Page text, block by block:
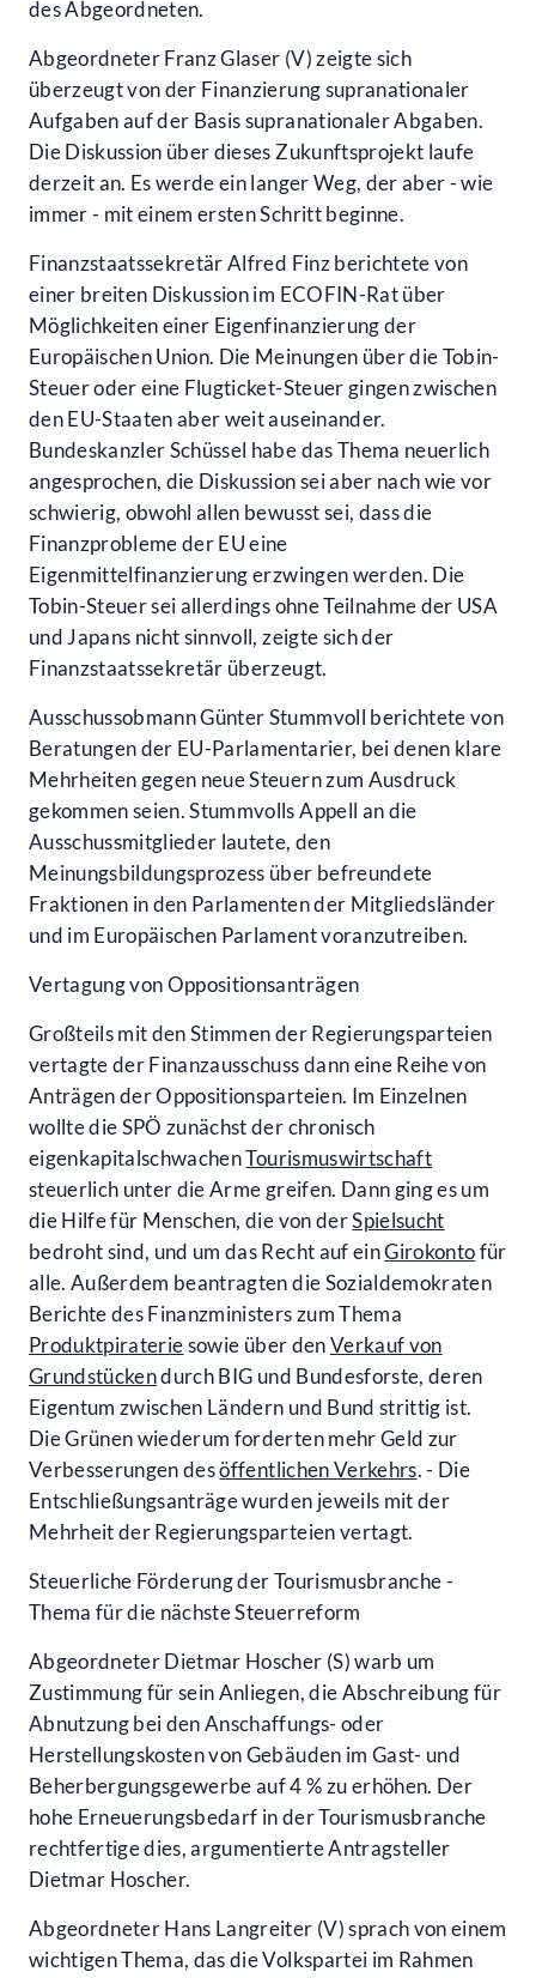
des Abgeordneten.
Abgeordneter Franz Glaser (V) zeigte sich
überzeugt von der Finanzierung supranationaler
Aufgaben auf der Basis supranationaler Abgaben.
Die Diskussion über dieses Zukunftsprojekt laufe
derzeit an. Es werde ein langer Weg, der aber - wie
immer - mit einem ersten Schritt beginne.
Finanzstaatssekretär Alfred Finz berichtete von
einer breiten Diskussion im ECOFIN-Rat über
Möglichkeiten einer Eigenfinanzierung der
Europäischen Union. Die Meinungen über die Tobin-
Steuer oder eine Flugticket-Steuer gingen zwischen
den EU-Staaten aber weit auseinander.
Bundeskanzler Schüssel habe das Thema neuerlich
angesprochen, die Diskussion sei aber nach wie vor
schwierig, obwohl allen bewusst sei, dass die
Finanzprobleme der EU eine
Eigenmittelfinanzierung erzwingen werden. Die
Tobin-Steuer sei allerdings ohne Teilnahme der USA
und Japans nicht sinnvoll, zeigte sich der
Finanzstaatssekretär überzeugt.
Ausschussobmann Günter Stummvoll berichtete von
Beratungen der EU-Parlamentarier, bei denen klare
Mehrheiten gegen neue Steuern zum Ausdruck
gekommen seien. Stummvolls Appell an die
Ausschussmitglieder lautete, den
Meinungsbildungsprozess über befreundete
Fraktionen in den Parlamenten der Mitgliedsländer
und im Europäischen Parlament voranzutreiben.
Vertagung von Oppositionsanträgen
Großteils mit den Stimmen der Regierungsparteien
vertagte der Finanzausschuss dann eine Reihe von
Anträgen der Oppositionsparteien. Im Einzelnen
wollte die SPÖ zunächst der chronisch
eigenkapitalschwachenTourismuswirtschaft
steuerlich unter die Arme greifen. Dann ging es um
die Hilfe für Menschen, die von derSpielsucht
bedroht sind, und um das Recht auf einGirokontofür
alle. Außerdem beantragten die Sozialdemokraten
Berichte des Finanzministers zum Thema
Produktpirateriesowie über denVerkauf von
Grundstückendurch BIG und Bundesforste, deren
Eigentum zwischen Ländern und Bund strittig ist.
Die Grünen wiederum forderten mehr Geld zur
Verbesserungen desöffentlichen Verkehrs. - Die
Entschließungsanträge wurden jeweils mit der
Mehrheit der Regierungsparteien vertagt.
Steuerliche Förderung der Tourismusbranche -
Thema für die nächste Steuerreform
Abgeordneter Dietmar Hoscher (S) warb um
Zustimmung für sein Anliegen, die Abschreibung für
Abnutzung bei den Anschaffungs- oder
Herstellungskosten von Gebäuden im Gast- und
Beherbergungsgewerbe auf 4 % zu erhöhen. Der
hohe Erneuerungsbedarf in der Tourismusbranche
rechtfertige dies, argumentierte Antragsteller
Dietmar Hoscher.
Abgeordneter Hans Langreiter (V) sprach von einem
wichtigen Thema, das die Volkspartei im Rahmen